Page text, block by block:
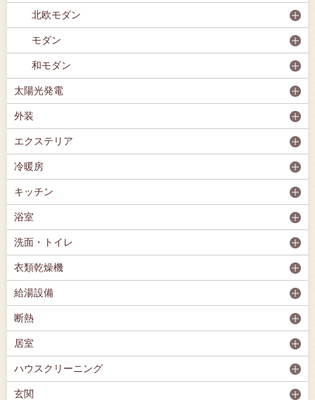
北欧モダン
モダン
和モダン
太陽光発電
外装
エクステリア
冷暖房
キッチン
浴室
洗面・トイレ
衣類乾燥機
給湯設備
断熱
居室
ハウスクリーニング
玄関